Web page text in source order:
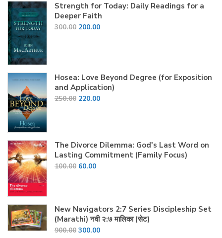
Strength for Today: Daily Readings for a
Deeper Faith
300.00 Original
200.00Current
Hosea: Love Beyond Degree (for Exposition
and Application)
250.00 Original
220.00Current
The Divorce Dilemma: God's Last Word on
Lasting Commitment (Family Focus)
100.00 Original
60.00Current
New Navigators 2:7 Series Discipleship Set
(Marathi) नवी २:७ मालिका (सेट)
900.00 Original
300.00Current